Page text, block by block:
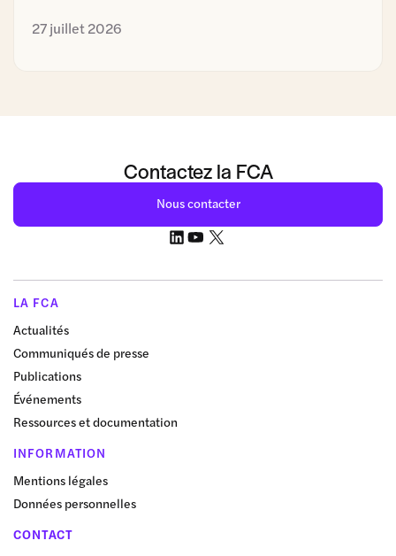
27 juillet 2026
Contactez la FCA
Nous contacter
LA FCA
Actualités
Communiqués de presse
Publications
Événements
Ressources et documentation
INFORMATION
Mentions légales
Données personnelles
CONTACT